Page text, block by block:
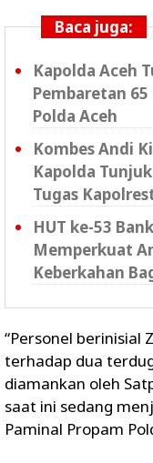
Baca juga:
Kapolda Aceh
Pembaretan
Polda Aceh
Kombes Andi
Kapolda
Tugas
HUT ke-53
Memperkuat
Keberkahan
“Personel berinisial
terhadap dua
diamankan oleh
saat ini sedang
Paminal Propam